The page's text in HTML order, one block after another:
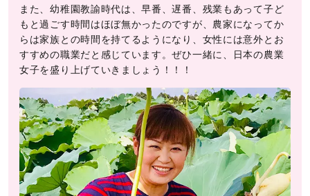
また、幼稚園教諭時代は、早番、遅番、残業もあって子ど
もと過ごす時間はほぼ無かったのですが、農家になってか
らは家族との時間を持てるようになり、女性には意外とお
すすめの職業だと感じています。ぜひ一緒に、日本の農業
女子を盛り上げていきましょう！！！